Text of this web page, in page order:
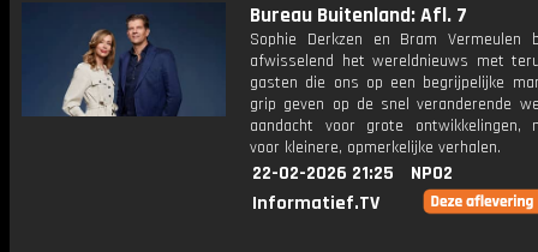
Bureau Buitenland: Afl. 7
Sophie Derkzen en Bram Vermeulen
afwisselend het wereldnieuws met
gasten die ons op een begrijpelijke
grip geven op de snel veranderende
aandacht voor grote ontwikkelingen,
voor kleinere, opmerkelijke verhalen.
22-02-2026 21:25
NPO2
Informatief.TV